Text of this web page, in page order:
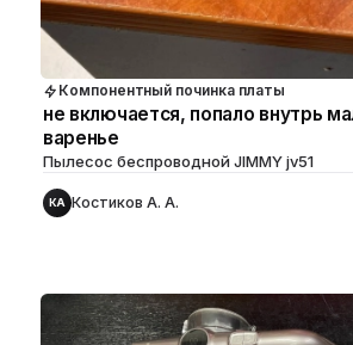
Компонентный починка платы
не включается, попало внутрь
варенье
Пылесос беспроводной JIMMY jv51
КА Костиков А. А.